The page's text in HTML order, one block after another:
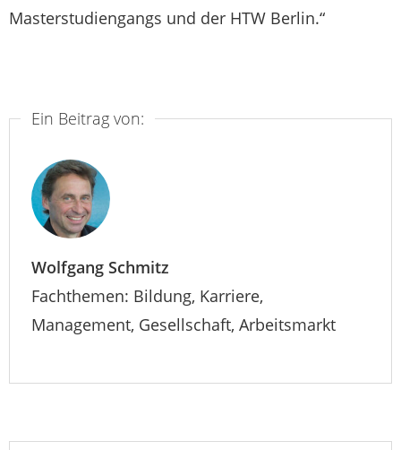
Masterstudiengangs und der HTW Berlin.“
Ein Beitrag von:
Wolfgang Schmitz
Fachthemen: Bildung, Karriere,
Management, Gesellschaft, Arbeitsmarkt